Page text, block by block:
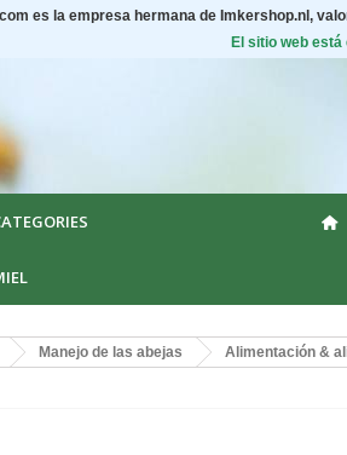
es la empresa hermana de Imkershop.nl,
El sitio web
Manejo de las abejas Alimentación &